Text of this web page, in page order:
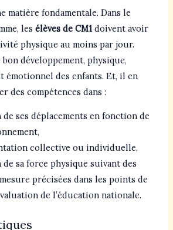
matière fondamentale. Dans le
les élèves de CM1doivent avoir
physique au moins par jour.
bon développement, physique,
émotionnel des enfants. Et, il en
des compétences dans :
de ses déplacements en fonction de
collective ou individuelle,
de sa force physique suivant des
précisées dans les points de
de l’éducation nationale.